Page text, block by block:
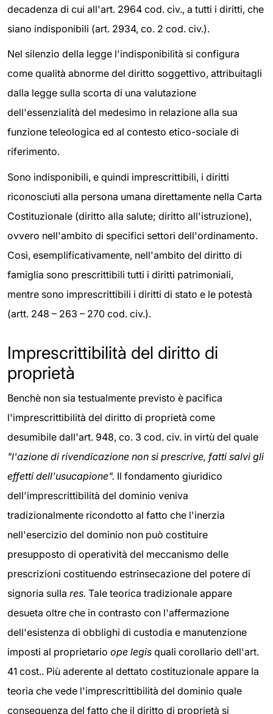
decadenza di cui all'art. 2964 cod. civ., a tutti i diritti, che
siano indisponibili (art. 2934, co. 2 cod. civ.).
Nel silenzio della legge l'indisponibilità si configura
come qualità abnorme del diritto soggettivo, attribuitagli
dalla legge sulla scorta di una valutazione
dell'essenzialità del medesimo in relazione alla sua
funzione teleologica ed al contesto etico-sociale di
riferimento.
Sono indisponibili, e quindi imprescrittibili, i diritti
riconosciuti alla persona umana direttamente nella Carta
Costituzionale (diritto alla salute; diritto all'istruzione),
ovvero nell'ambito di specifici settori dell'ordinamento.
Così, esemplificativamente, nell'ambito del diritto di
famiglia sono prescrittibili tutti i diritti patrimoniali,
mentre sono imprescrittibili i diritti di stato e le potestà
(artt. 248 – 263 – 270 cod. civ.).
Imprescrittibilità del diritto di
proprietà
Benchè non sia testualmente previsto è pacifica
l'imprescrittibilità del diritto di proprietà come
desumibile dall'art. 948, co. 3 cod. civ. in virtù del quale
"l'azione di rivendicazione non si prescrive, fatti salvi gli
effetti dell'usucapione". Il fondamento giuridico
dell'imprescrittibilità del dominio veniva
tradizionalmente ricondotto al fatto che l'inerzia
nell'esercizio del dominio non può costituire
presupposto di operatività del meccanismo delle
prescrizioni costituendo estrinsecazione del potere di
signoria sulla res. Tale teorica tradizionale appare
desueta oltre che in contrasto con l'affermazione
dell'esistenza di obblighi di custodia e manutenzione
imposti al proprietario ope legis quali corollario dell'art.
41 cost.. Più aderente al dettato costituzionale appare la
teoria che vede l'imprescrittibilità del dominio quale
conseguenza del fatto che il diritto di proprietà si